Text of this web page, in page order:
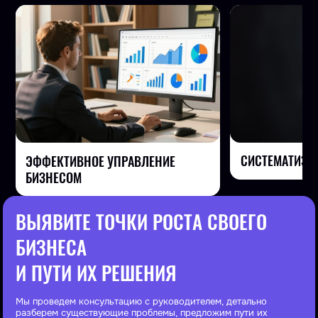
ЭФФЕКТИВНОЕ УПРАВЛЕНИЕ
БИЗНЕСОМ
ВЫЯВИТЕ ТОЧКИ РОСТА СВОЕГО
БИЗНЕСА
И ПУТИ ИХ РЕШЕНИЯ
Мы проведем консультацию с руководителем, детально
разберем существующие проблемы, предложим пути их